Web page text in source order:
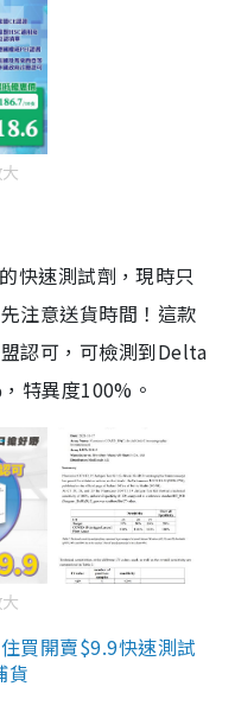
快速測試劑，現時只
注意送貨時間！這款
認可，可檢測到Delta
特異度100%。
買開賣$9.9快速測試
貨